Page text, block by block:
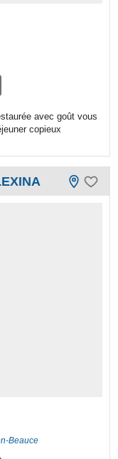
avec goût vous
copieux
Beauce